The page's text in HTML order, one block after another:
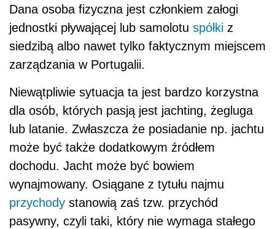
Dana osoba fizyczna jest członkiem załogi
jednostki pływającej lub samolotu spółki z
siedzibą albo nawet tylko faktycznym miejscem
zarządzania w Portugalii.
Niewątpliwie sytuacja ta jest bardzo korzystna
dla osób, których pasją jest jachting, żegluga
lub latanie. Zwłaszcza że posiadanie np. jachtu
może być także dodatkowym źródłem
dochodu. Jacht może być bowiem
wynajmowany. Osiągane z tytułu najmu
przychody stanowią zaś tzw. przychód
pasywny, czyli taki, który nie wymaga stałego